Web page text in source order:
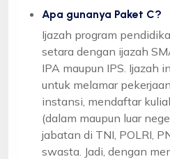
Apa gunanya Paket C?
Ijazah program
setara dengan ijazah
IPA maupun IPS. Ijazah
untuk melamar
instansi, mendaftar
(dalam maupun luar
jabatan di TNI, POLRI,
swasta. Jadi, dengan